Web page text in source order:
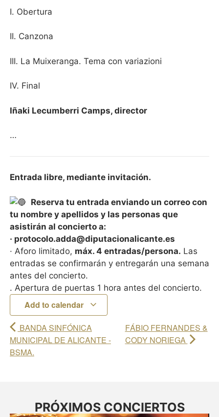
I. Obertura
II. Canzona
III. La Muixeranga. Tema con variazioni
IV. Final
Iñaki Lecumberri Camps, director
…
Entrada libre, mediante invitación.
Reserva tu entrada enviando un correo con
tu nombre y apellidos y las personas que
asistirán al concierto a:
· protocolo.adda@diputacionalicante.es
· Aforo limitado, máx. 4 entradas/persona. Las
entradas se confirmarán y entregarán una semana
antes del concierto.
. Apertura de puertas 1 hora antes del concierto.
Add to calendar
BANDA SINFÓNICA
MUNICIPAL DE ALICANTE -
BSMA.
FÁBIO FERNANDES &
CODY NORIEGA
PRÓXIMOS CONCIERTOS